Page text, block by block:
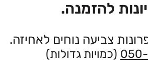
צביעה נוחים לאחיזה.
(כמויות גדולות)